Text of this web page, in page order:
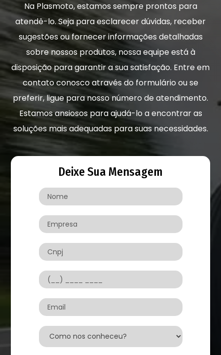
Na Plasmoto, estamos sempre prontos para
atendê-lo. Seja para esclarecer dúvidas, receber
sugestões ou fornecer informações detalhadas
sobre nossos produtos, nossa equipe está à
disposição para garantir a sua satisfação. Entre em
contato conosco através do formulário ou se
preferir, ligue para nosso número de atendimento.
Estamos ansiosos para ajudá-lo a encontrar as
soluções mais adequadas para suas necessidades.
Deixe Sua Mensagem